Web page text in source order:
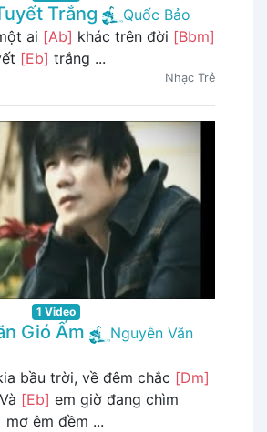
Trắng
Quốc Bảo
ai [Ab] khác trên đời [Bbm]
[Eb] trắng ...
Nhạc Trẻ
1 Video
Gió Ấm
Nguyễn Văn
bầu trời, về đêm chắc [Dm]
[Eb] em giờ đang chìm
mơ êm đềm ...